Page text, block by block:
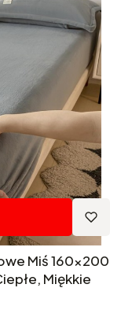
Miś 160x200
Miękkie